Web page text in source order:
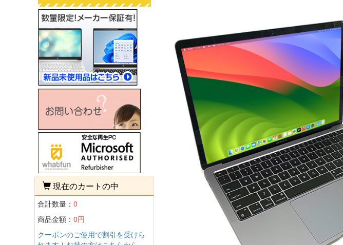
現在のカートの中
合計数量： 0
商品金額： 0円
クーポンのご使用で割引を受けら